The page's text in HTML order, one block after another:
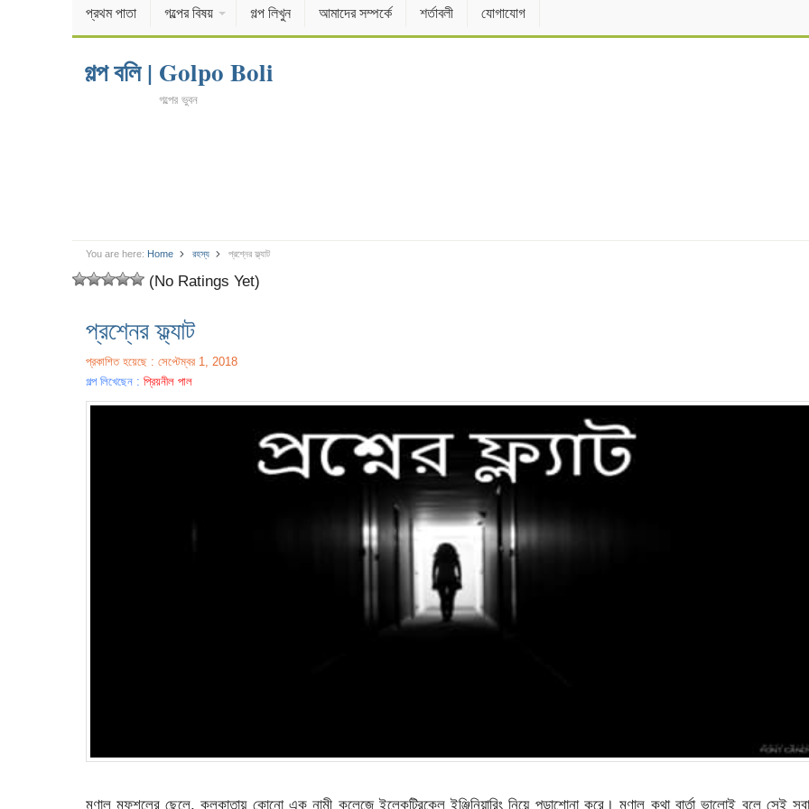
প্রথম পাতা গল্পের বিষয় গল্প লিখুন আমাদের সম্পর্কে শর্তাবলী যোগাযোগ
গল্প বলি | Golpo Boli
গল্পের ভুবন
You are here: Home রহস্য প্রশ্নের ফ্ল্যাট
(No Ratings Yet)
প্রশ্নের ফ্ল্যাট
প্রকাশিত হয়েছে : সেপ্টেম্বর 1, 2018
গল্প লিখেছেন : প্রিয়নীল পাল
মৃণাল মফশলের ছেলে, কলকাতায় কোনো এক নামী কলেজে ইলেকট্রিকেল ইঞ্জিনিয়ারিং নিয়ে পড়াশোনা করে। মৃণাল কথা বার্তা ভালোই বলে সেই